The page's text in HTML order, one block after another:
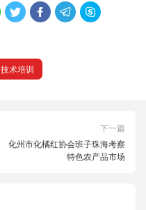
   
技术培训
下一篇
化州市化橘红协会班子珠海考察
特色农产品市场